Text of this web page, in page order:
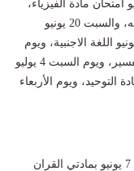
يونيو مادة النحو، ويوم السبت 13 يونيو امتحان مادة الفيزياء،
والاثنين 15 يونيو الصرف، والأربعاء 17 يونيو الفقه، والسبت 20 يونيو
والاربعاء 24 يونيو الأحياء، والسبت 27 يونيو اللغة الاجنبية، ويوم
الاثنين 29 يونيو البلاغة ، ويوم الأربعاء 1 يوليو التفسير، ويوم السبت 4 يوليو
ويوم الاثنين 6 يوليو مادة التوحيد، ويوم الأربعاء
أما طلاب القسم الأدبي بدأوامتحاناتهم يوم الأحد 7 يونيو بمادتي القران